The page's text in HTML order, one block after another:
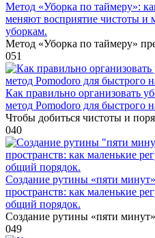
Метод «Уборка по таймеру»:
меняют восприятие чистоты и
уборкам.
Метод «Уборка по таймеру»
051
Как правильно организовать
метод Pomodoro для быстрого
Чтобы добиться чистоты и
040
Создание рутины «пяти
пространств: как маленькие
общий порядок.
Создание рутины «пяти
049